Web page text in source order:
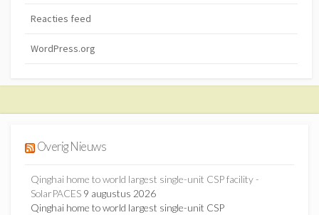
Reacties feed
WordPress.org
Overig Nieuws
Qinghai home to world largest single-unit CSP facility -
SolarPACES 9 augustus 2026
Qinghai home to world largest single-unit CSP